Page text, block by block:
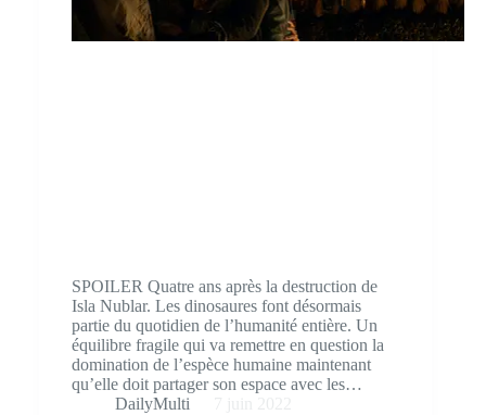
SPOILER Quatre ans après la destruction de
Isla Nublar. Les dinosaures font désormais
partie du quotidien de l’humanité entière. Un
équilibre fragile qui va remettre en question la
domination de l’espèce humaine maintenant
qu’elle doit partager son espace avec les…
DailyMulti